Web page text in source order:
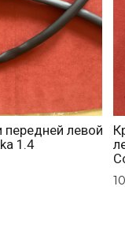
передней левой
1.4